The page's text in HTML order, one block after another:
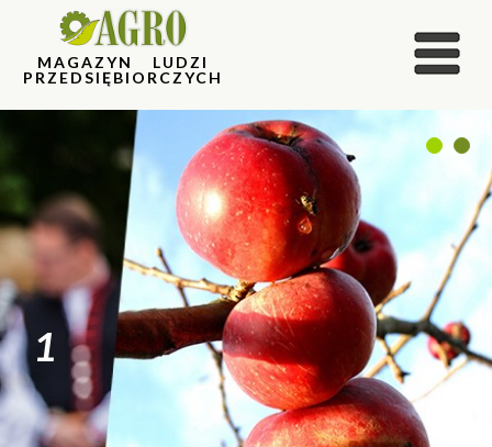
MAGAZYN LUDZI
PRZEDSIĘBIORCZYCH
1
2
1 2